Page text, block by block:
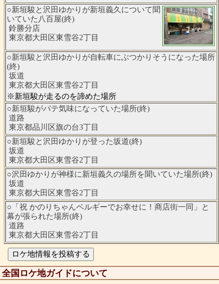
○新垣駿と沢田ゆかりが新垣義久について聞
いていた八百屋(終)
鈴勝分店
東京都大田区東雪谷2丁目
○新垣駿と沢田ゆかりが自転車にぶつかりそうになった場所
(終)
坂道
東京都大田区東雪谷2丁目
※新垣駿が走るのを諦めた場所
○新垣駿がバテ気味になっていた場所(終)
道路
東京都品川区旗の台3丁目
○新垣駿と沢田ゆかりが登った坂道(終)
坂道
東京都大田区東雪谷2丁目
○沢田ゆかりが神様に新垣義久の場所を聞いていた場所(終)
坂道
東京都大田区東雪谷2丁目
○「祝 かのりちゃんベルギーでお幸せに！商店街一同」と
幕が張られた場所(終)
道路
東京都大田区東雪谷2丁目
全国ロケ地ガイドについて